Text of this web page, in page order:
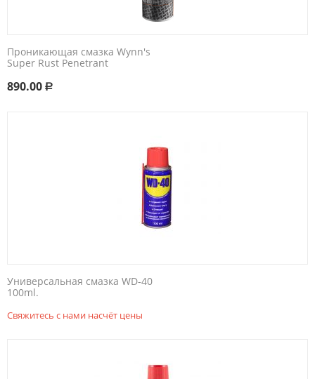
Проникающая смазка Wynn's
Super Rust Penetrant
890.00 Р
Универсальная смазка WD-40
100ml.
Свяжитесь с нами насчёт цены